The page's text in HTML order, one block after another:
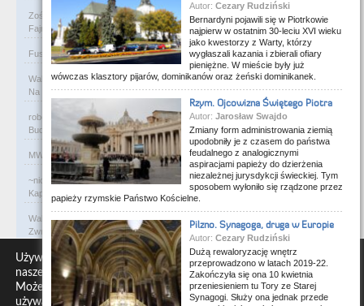
Zośka on
Rycerze-rabusie i więzienie Janosika
Fajne, podoba mi się. Ale czy ktoś przejrzy kiedyś…
Fusia84 on Rycerze-rabusie i więzienie Janosika Z albumu rodzinnego.
Waldemar on A co to za tabliczka?
Na Słowacji w miejscowości Rajecké Teplice , na śc…
robert
W murach dawnej synagogi
Budynek murowanej synagogi w Ciechanowcu jest już…
MW on Święty Andrzej i miejscowa bohemaCo to za bzdury?
~nick on Przeprawa zbudowana dla władcy
Kaplica Św. Anny pierwotnie kaplica rzymsko-katoli…
Waldemar on Niewolniczy proceder królów Dahomeju
Zwracają uwagę lampy uliczne z bateriami słoneczny…
Waldemar on
Adam Asnyk. Poeta z mojego miasta
CIEKAWOSTKA że pod banderą Malty pływa statek m/v…
Waldemar on Historia na Wawelskim Wzgórzu
Używamy plików cookie, aby zapewnić Ci najlepszą jakość na
naszej stronie internetowej.
Możesz dowiedzieć się więcej o tym, których plików cookie
używamy lub wyłącz je wustawieniach.
Autor: Cezary Rudziński
Bernardyni pojawili się w Piotrkowie
najpierw w ostatnim 30-leciu XVI wieku
jako kwestorzy z Warty, którzy
wygłaszali kazania i zbierali ofiary
pieniężne. W mieście były już
wówczas klasztory pijarów, dominikanów oraz żeński dominikanek.
Rzym. Ojcowizna Świętego Piotra
Autor: Jarosław Swajdo
Zmiany form administrowania ziemią
upodobniły je z czasem do państwa
feudalnego z analogicznymi
aspiracjami papieży do dzierżenia
niezależnej jurysdykcji świeckiej. Tym
sposobem wyłoniło się rządzone przez
papieży rzymskie Państwo Kościelne.
Pilzno. Synagoga, druga w Europie
Autor: Cezary Rudziński
Dużą rewaloryzację wnętrz
przeprowadzono w latach 2019-22.
Zakończyła się ona 10 kwietnia
przeniesieniem tu Tory ze Starej
Synagogi. Służy ona jednak przede